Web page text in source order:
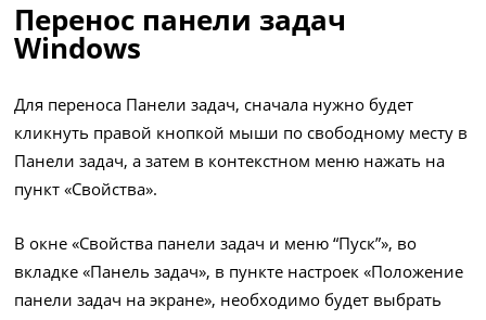
Перенос панели задач
Windows
Для переноса Панели задач, сначала нужно будет
кликнуть правой кнопкой мыши по свободному месту в
Панели задач, а затем в контекстном меню нажать на
пункт «Свойства».
В окне «Свойства панели задач и меню “Пуск”», во
вкладке «Панель задач», в пункте настроек «Положение
панели задач на экране», необходимо будет выбрать